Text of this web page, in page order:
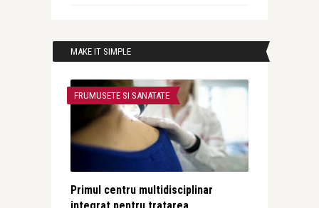
MAKE IT SIMPLE
FRUMUSETE SI SANATATE
Primul centru multidisciplinar